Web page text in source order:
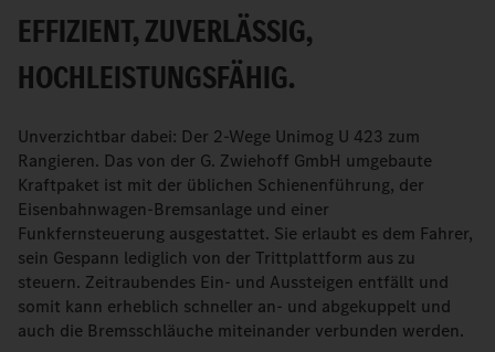
EFFIZIENT, ZUVERLÄSSIG,
HOCHLEISTUNGSFÄHIG.
Unverzichtbar dabei: Der 2-Wege Unimog U 423 zum
Rangieren. Das von der G. Zwiehoff GmbH umgebaute
Kraftpaket ist mit der üblichen Schienenführung, der
Eisenbahnwagen-Bremsanlage und einer
Funkfernsteuerung ausgestattet. Sie erlaubt es dem Fahrer,
sein Gespann lediglich von der Trittplattform aus zu
steuern. Zeitraubendes Ein- und Aussteigen entfällt und
somit kann erheblich schneller an- und abgekuppelt und
auch die Bremsschläuche miteinander verbunden werden.